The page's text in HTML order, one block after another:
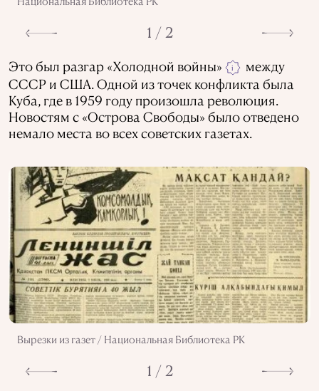
1 / 2
Это был разгар «Холодной войны» i
между
СССР и США. Одной из точек конфликта была
Куба, где в 1959 году произошла революция.
Новостям с «Острова Свободы» было отведено
немало места во всех советских газетах.
Вырезки из газет / Национальная Библиотека РК
1 / 2